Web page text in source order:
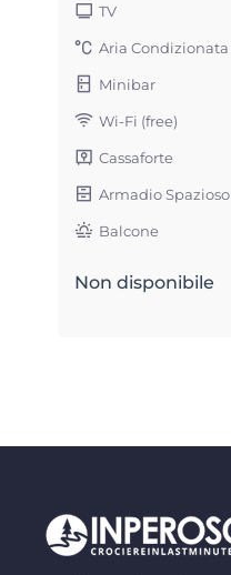
TV
Aria Condizionata
Minibar
Wi-Fi (free)
Cassaforte
Armadio Spazioso
Balcone
Non disponibile